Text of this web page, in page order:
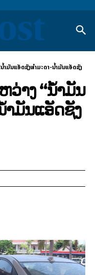
າມັນແອັດຊັງທຳມະດາ-ນໍ້າມັນແອັດຊັງ
ວ່າງ “ນໍ້າມັນ
າມັນແອັດຊັງ